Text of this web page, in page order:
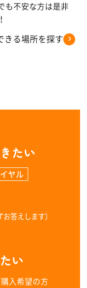
も不安な方は是非
きる場所を探す
たい
ヤル
960
答えします）
い
入希望の方